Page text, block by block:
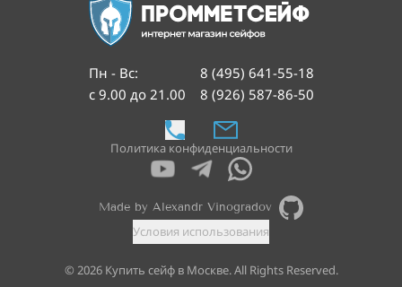
Пн - Вс:
с 9.00 до 21.00
8 (495) 641-55-18
8 (926) 587-86-50
Политика конфиденциальности
Условия использования
© 2026Купить сейф в Москве. All Rights Reserved.
Made by Alexandr Vinogradov